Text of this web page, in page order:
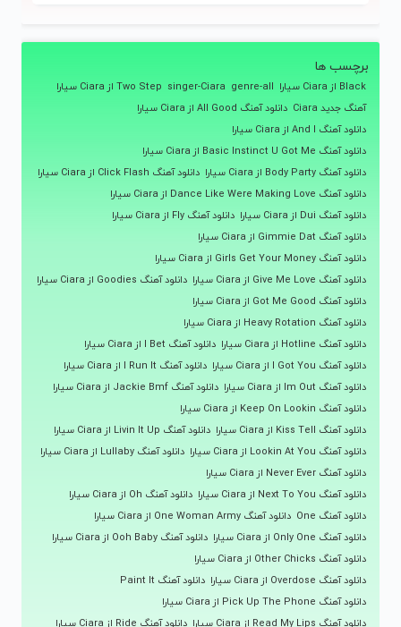
برچسب ها
Black از Ciara سیارا genre-all
singer-Ciara Two Step از Ciara سیارا
آهنگ جدید Ciara
دانلود آهنگ All Good از Ciara سیارا
دانلود آهنگ And I از Ciara سیارا
دانلود آهنگ Basic Instinct U Got Me از Ciara سیارا
دانلود آهنگ Body Party از Ciara سیارا
دانلود آهنگ Click Flash از Ciara سیارا
دانلود آهنگ Dance Like Were Making Love از Ciara سیارا
دانلود آهنگ Dui از Ciara سیارا
دانلود آهنگ Fly از Ciara سیارا
دانلود آهنگ Gimmie Dat از Ciara سیارا
دانلود آهنگ Girls Get Your Money از Ciara سیارا
دانلود آهنگ Give Me Love از Ciara سیارا
دانلود آهنگ Goodies از Ciara سیارا
دانلود آهنگ Got Me Good از Ciara سیارا
دانلود آهنگ Heavy Rotation از Ciara سیارا
دانلود آهنگ Hotline از Ciara سیارا
دانلود آهنگ I Bet از Ciara سیارا
دانلود آهنگ I Got You از Ciara سیارا
دانلود آهنگ I Run It از Ciara سیارا
دانلود آهنگ Im Out از Ciara سیارا
دانلود آهنگ Jackie Bmf از Ciara سیارا
دانلود آهنگ Keep On Lookin از Ciara سیارا
دانلود آهنگ Kiss Tell از Ciara سیارا
دانلود آهنگ Livin It Up از Ciara سیارا
دانلود آهنگ Lookin At You از Ciara سیارا
دانلود آهنگ Lullaby از Ciara سیارا
دانلود آهنگ Never Ever از Ciara سیارا
دانلود آهنگ Next To You از Ciara سیارا
دانلود آهنگ Oh از Ciara سیارا
دانلود آهنگ One
دانلود آهنگ One Woman Army از Ciara سیارا
دانلود آهنگ Only One از Ciara سیارا
دانلود آهنگ Ooh Baby از Ciara سیارا
دانلود آهنگ Other Chicks از Ciara سیارا
دانلود آهنگ Overdose از Ciara سیارا
دانلود آهنگ Paint It
دانلود آهنگ Pick Up The Phone از Ciara سیارا
دانلود آهنگ Read My Lips از Ciara سیارا
دانلود آهنگ Ride از Ciara سیارا